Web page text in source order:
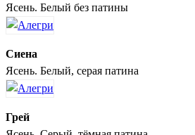
Ясень. Белый без патины
Сиена
Ясень. Белый, серая патина
Грей